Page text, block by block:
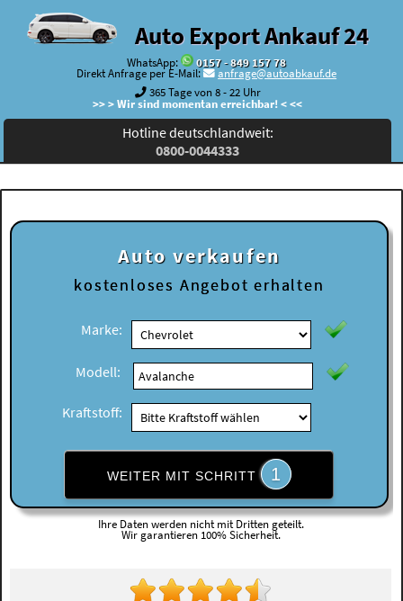
Auto Export Ankauf 24
WhatsApp:
0157 - 849 157 78
Direkt Anfrage per E-Mail:
anfrage@autoabkauf.de
365 Tage von 8 - 22 Uhr
>> > Wir sind momentan erreichbar! < <<
Hotline deutschlandweit:
0800-0044333
Auto verkaufen
kostenloses Angebot erhalten
Marke:
Modell:
Kraftstoff:
WEITER MIT SCHRITT 1
Ihre Daten werden nicht mit Dritten geteilt.
Wir garantieren 100% Sicherheit.